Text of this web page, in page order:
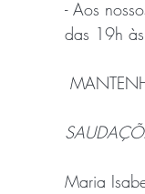
- Aos
das 19h
Maria